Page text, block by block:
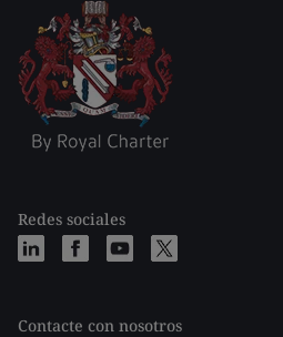
Redes sociales
Contacte con nosotros